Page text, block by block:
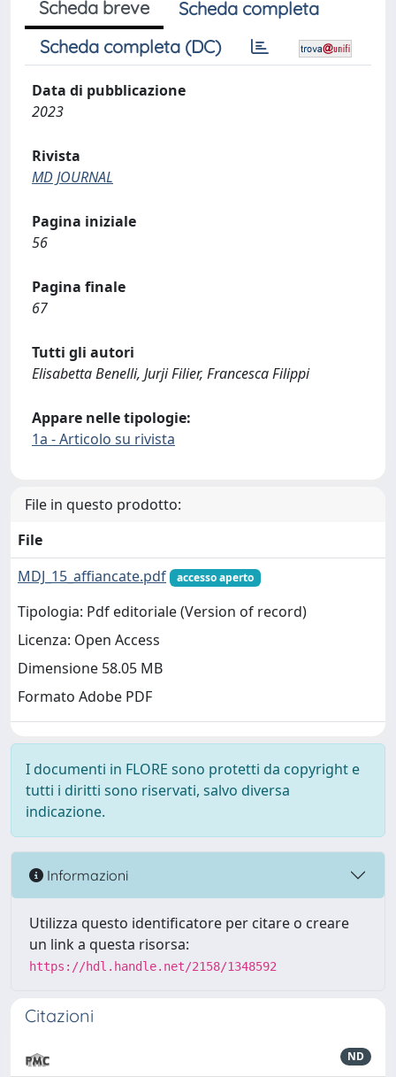
Scheda breve
Scheda completa
Scheda completa (DC)
Data di pubblicazione
2023
Rivista
MD JOURNAL
Pagina iniziale
56
Pagina finale
67
Tutti gli autori
Elisabetta Benelli, Jurji Filier, Francesca Filippi
Appare nelle tipologie:
1a - Articolo su rivista
File in questo prodotto:
File
MDJ_15_affiancate.pdf
accesso aperto
Tipologia: Pdf editoriale (Version of record)
Licenza: Open Access
Dimensione 58.05 MB
Formato Adobe PDF
I documenti in FLORE sono protetti da copyright e
tutti i diritti sono riservati, salvo diversa
indicazione.
Informazioni
Utilizza questo identificatore per citare o creare
un link a questa risorsa:
https://hdl.handle.net/2158/1348592
Citazioni
ND